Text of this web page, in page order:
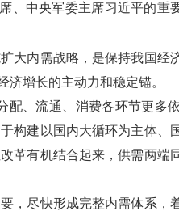
、中央军委主席习近平的重
大内需战略，是保持我国经
增长的主动力和稳定锚。
、流通、消费各环节更多
构建以国内大循环为主体、
革有机结合起来，供需两端
，尽快形成完整内需体系，